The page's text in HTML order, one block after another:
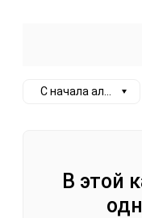
С начала алфавита
В этой